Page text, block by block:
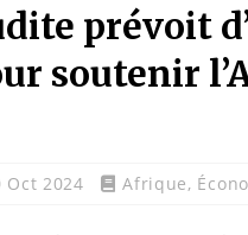
prévoit
soutenir
Oct 2024 Afrique,